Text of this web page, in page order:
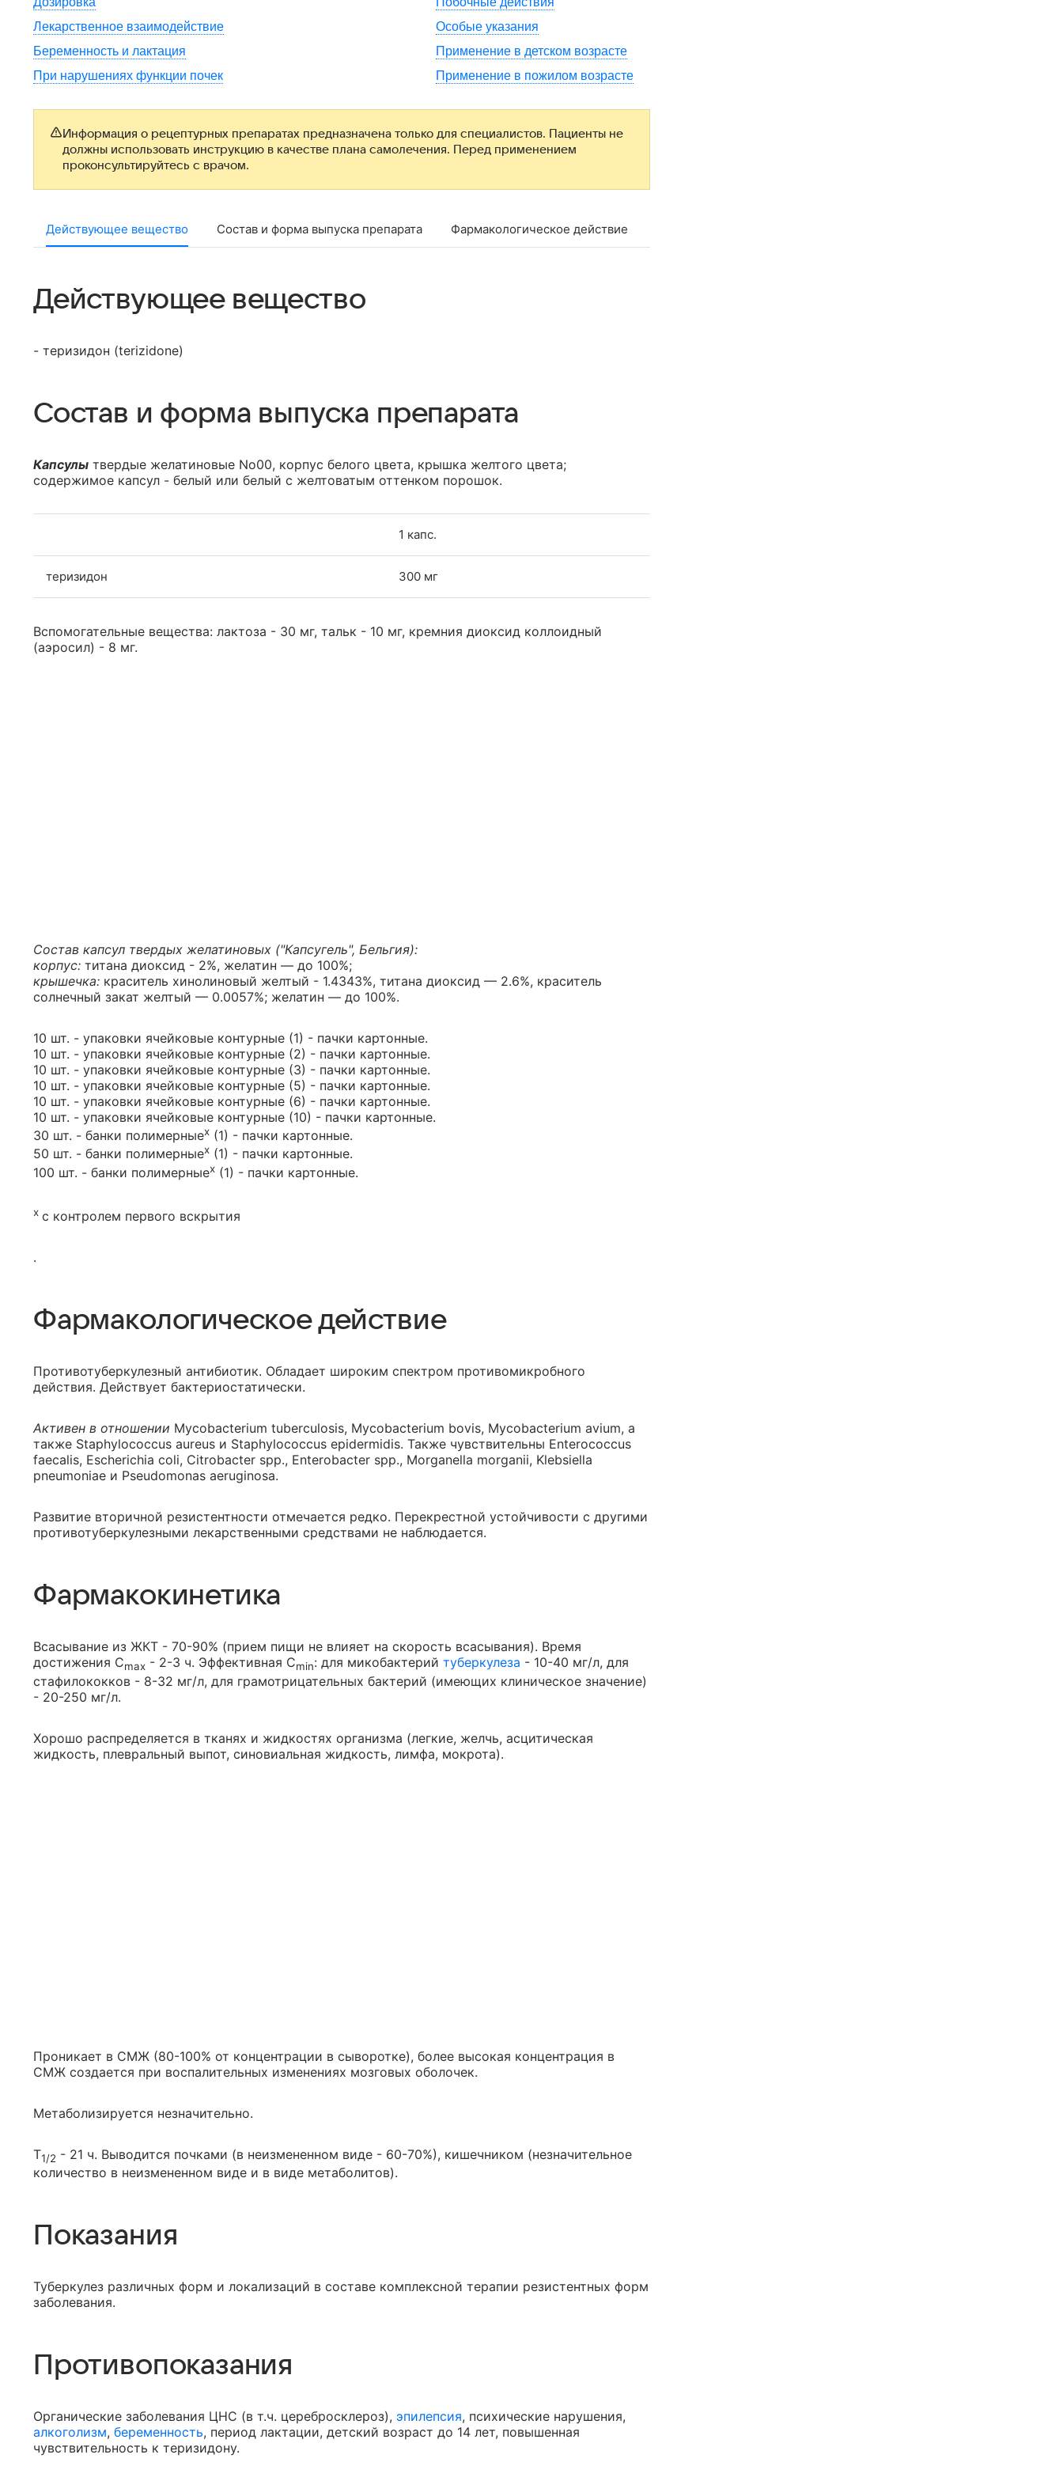
Лекарственное взаимодействие
Особые указания
Беременность и лактация
Применение в детском возрасте
При нарушениях функции почек
Применение в пожилом возрасте
Информация о рецептурных препаратах предназначена только для специалистов. Пациенты не
должны использовать инструкцию в качестве плана самолечения. Перед применением
проконсультируйтесь с врачом.
Действующее вещество Состав и форма выпуска препарата Фармакологическое действие
Действующее вещество
- теризидон (terizidone)
Состав и форма выпуска препарата
Капсулы твердые желатиновые No00, корпус белого цвета, крышка желтого цвета;
содержимое капсул - белый или белый с желтоватым оттенком порошок.
1 капс.
теризидон 300 мг
Вспомогательные вещества: лактоза - 30 мг, тальк - 10 мг, кремния диоксид коллоидный
(аэросил) - 8 мг.
Состав капсул твердых желатиновых ("Капсугель", Бельгия):
корпус: титана диоксид - 2%, желатин — до 100%;
крышечка: краситель хинолиновый желтый - 1.4343%, титана диоксид — 2.6%, краситель
солнечный закат желтый — 0.0057%; желатин — до 100%.
10 шт. - упаковки ячейковые контурные (1) - пачки картонные.
10 шт. - упаковки ячейковые контурные (2) - пачки картонные.
10 шт. - упаковки ячейковые контурные (3) - пачки картонные.
10 шт. - упаковки ячейковые контурные (5) - пачки картонные.
10 шт. - упаковки ячейковые контурные (6) - пачки картонные.
10 шт. - упаковки ячейковые контурные (10) - пачки картонные.
30 шт. - банки полимерныех (1) - пачки картонные.
50 шт. - банки полимерныех (1) - пачки картонные.
100 шт. - банки полимерныех (1) - пачки картонные.
х с контролем первого вскрытия
.
Фармакологическое действие
Противотуберкулезный антибиотик. Обладает широким спектром противомикробного
действия. Действует бактериостатически.
Активен в отношении Mycobacterium tuberculosis, Mycobacterium bovis, Mycobacterium avium, а
также Staphylococcus aureus и Staphylococcus epidermidis. Также чувствительны Enterococcus
faecalis, Escherichia coli, Citrobacter spp., Enterobacter spp., Morganella morganii, Klebsiella
pneumoniae и Pseudomonas aeruginosa.
Развитие вторичной резистентности отмечается редко. Перекрестной устойчивости с другими
противотуберкулезными лекарственными средствами не наблюдается.
Фармакокинетика
Всасывание из ЖКТ - 70-90% (прием пищи не влияет на скорость всасывания). Время
достижения Cmax - 2-3 ч. Эффективная Cmin: для микобактерий туберкулеза - 10-40 мг/л, для
стафилококков - 8-32 мг/л, для грамотрицательных бактерий (имеющих клиническое значение)
- 20-250 мг/л.
Хорошо распределяется в тканях и жидкостях организма (легкие, желчь, асцитическая
жидкость, плевральный выпот, синовиальная жидкость, лимфа, мокрота).
Проникает в СМЖ (80-100% от концентрации в сыворотке), более высокая концентрация в
СМЖ создается при воспалительных изменениях мозговых оболочек.
Метаболизируется незначительно.
Т1/2 - 21 ч. Выводится почками (в неизмененном виде - 60-70%), кишечником (незначительное
количество в неизмененном виде и в виде метаболитов).
Показания
Туберкулез различных форм и локализаций в составе комплексной терапии резистентных форм
заболевания.
Противопоказания
Органические заболевания ЦНС (в т.ч. церебросклероз), эпилепсия, психические нарушения,
алкоголизм, беременность, период лактации, детский возраст до 14 лет, повышенная
чувствительность к теризидону.